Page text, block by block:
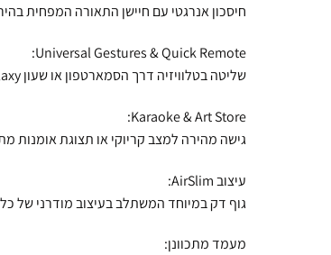
חיסכון אנרגטי עם חיישן התאורה המפחית
Universal Gestures & Quick Remote:
שליטה בטלוויזיה דרך הסמארטפון או שעון Galaxy – כולל הפעלה קולית.
Karaoke & Art Store:
גישה מהירה למצב קריוקי או תצוגת אומנות
עיצוב AirSlim:
גוף דק במיוחד המשתלב בעיצוב מודרני של
מעמד מתכוונן: